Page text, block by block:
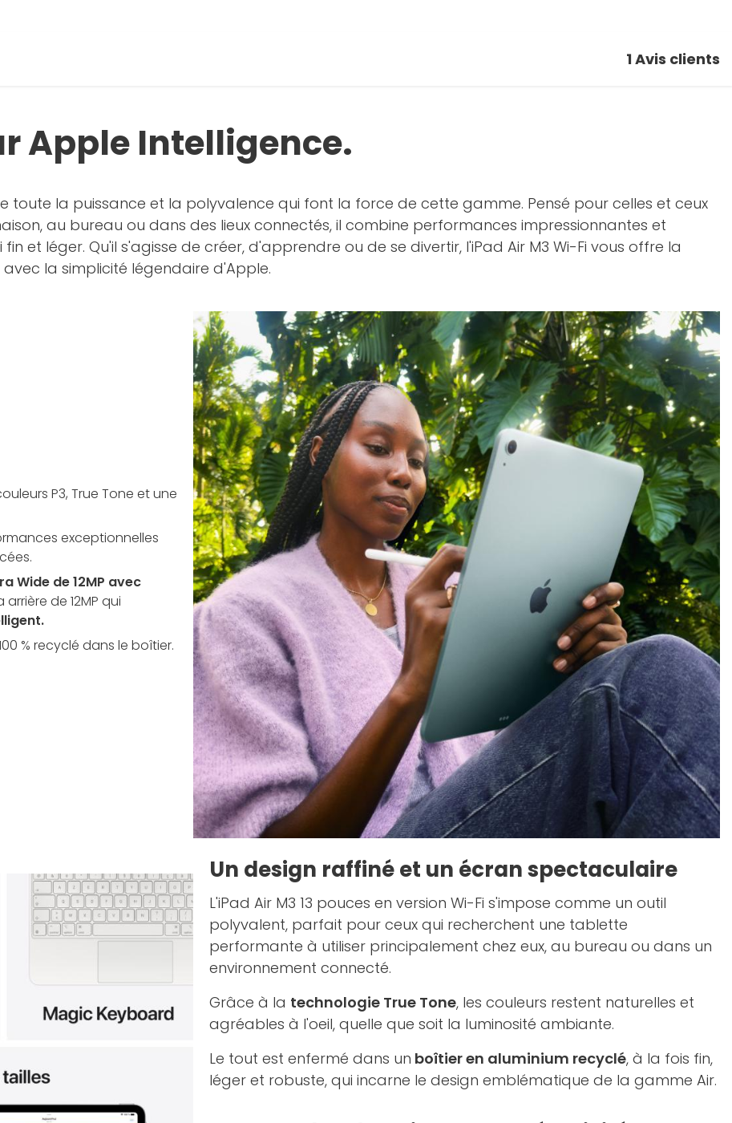
1Avis clients
Apple Intelligence.
toute la puissance et la polyvalence qui font la force de cette gamme. Pensé pour celles et ceux
au bureau ou dans des lieux connectés, il combine performances impressionnantes et
et léger. Qu'il s'agisse de créer, d'apprendre ou de se divertir, l'iPad Air M3 Wi-Fi vous offre la
la simplicité légendaire d'Apple.
P3, True Tone et une
exceptionnelles
Wide de 12MP avec
de 12MP qui
.
% recyclé dans le boîtier.
Un design raffiné et un écran spectaculaire
L'iPad Air M3 13 pouces en version Wi-Fi s'impose comme un outil
polyvalent, parfait pour ceux qui recherchent une tablette
performante à utiliser principalement chez eux, au bureau ou dans un
environnement connecté.
Grâce à la technologie True Tone, les couleurs restent naturelles et
agréables à l'oeil, quelle que soit la luminosité ambiante.
Le tout est enfermé dans un boîtier en aluminium recyclé, à la fois fin,
léger et robuste, qui incarne le design emblématique de la gamme Air.